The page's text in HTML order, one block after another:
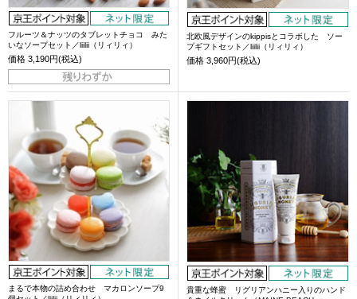
フルーツ＆ナッツのタブレットチョコ みた
いなソープセット／liilii（リィリィ）
価格 3,190円(税込)
北欧風デザインのkippisとコラボした ソー
プギフトセット／liilii（リィリィ）
価格 3,960円(税込)
まるで本物の詰め合わせ マカロンソープ9
貴重な蜂蜜 リグリアンハニー入りのハンド